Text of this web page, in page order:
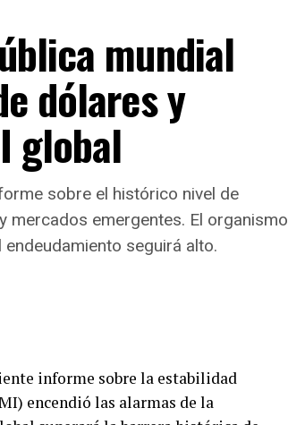
producir, que ya la
macroeconómico nacional y al
los factores desencadenantes
desde que se dio la apertura de
impacto actual con crisis previas
Dow. Asimismo, vinculó la
que el desplome del mercado
mundial
dólares y
global
sobre el histórico nivel de
mercados emergentes. El organismo
seguirá alto.
informe sobre la estabilidad
encendió las alarmas de la